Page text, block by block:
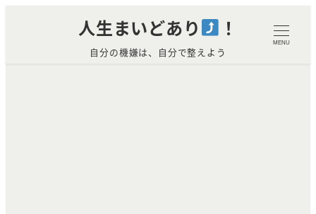
人生まいどあり ！
自分の機嫌は、自分で整えよう
MENU